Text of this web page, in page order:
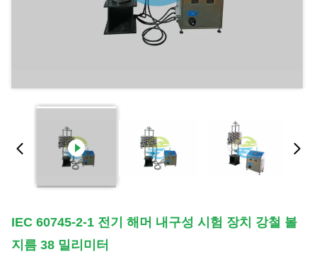
IEC 60745-2-1 전기 해머 내구성 시험 장치 강철 볼
지름 38 밀리미터